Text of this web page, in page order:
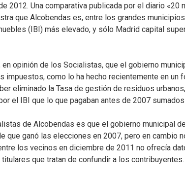
2012. Una comparativa publicada por el diario
que Alcobendas es, entre los grandes
(IBI) más elevado, y sólo Madrid capital
opinión de los Socialistas, que el gobierno
impuestos, como lo ha hecho recientemente en un
eliminado la Tasa de gestión de residuos
el IBI que lo que pagaban antes de 2007
de Alcobendas es que el gobierno municipal
que ganó las elecciones en 2007, pero en cambio
los vecinos en diciembre de 2011 no ofrecía
que tratan de confundir a los contribuyentes.